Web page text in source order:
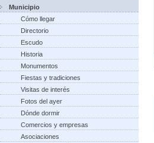
Municipio
Cómo llegar
Directorio
Escudo
Historia
Monumentos
Fiestas y tradiciones
Visitas de interés
Fotos del ayer
Dónde dormir
Comercios y empresas
Asociaciones